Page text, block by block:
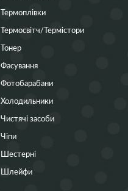
Термоплівки
Термосвітч/Термістори
Тонер
Фасування
Фотобарабани
Холодильники
Чистячі засоби
Чіпи
Шестерні
Шлейфи